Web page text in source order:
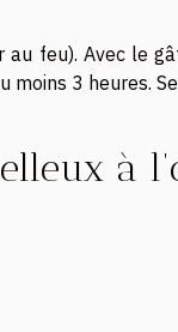
feu). Avec le
3 heures.
à